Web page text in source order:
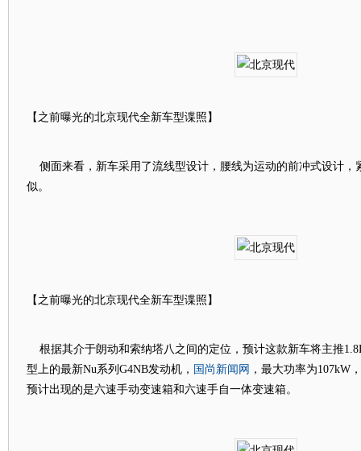
【之前曝光的北京现代全新车型谍照】
侧面来看，新车采用了流线型设计，腰线为运动的前冲式设计，
似。
【之前曝光的北京现代全新车型谍照】
根据其介于朗动和索纳塔八之间的定位，预计这款新车将主推
型上的最新Nu系列G4NB发动机， 国尚新闻网 ，最大功率为107kW
预计出现的是六速手动变速箱和六速手自一体变速箱。